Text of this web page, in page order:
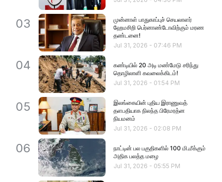
03
முன்னாள் பாதுகாப்புச் செயலாளர்
ஹேமசிறி பெர்னாண்டோவிற்கும் மரண
தண்டனை!
Jul 31, 2026 - 07:46 PM
04
கண்டியில் 20 அடி மண்மேடு சரிந்து
தொழிலாளி கவலைக்கிடம்!
Jul 31, 2026 - 01:54 PM
05
இலங்கையின் புதிய இராணுவத்
தளபதியாக நிலந்த பிரேமரத்ன
நியமனம்
Jul 31, 2026 - 02:08 PM
06
நாட்டின் பல பகுதிகளில் 100 மி.மீக்கும்
அதிக பலத்த மழை
Jul 31, 2026 - 05:55 PM